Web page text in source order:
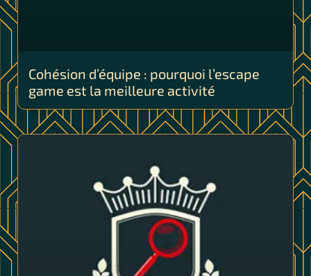
Cohésion d’équipe : pourquoi l’escape
game est la meilleure activité